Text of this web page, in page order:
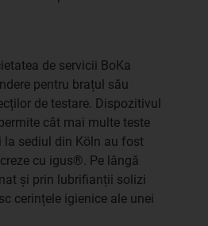
de servicii BoKa
pentru brațul său
de testare. Dispozitivul
cât mai multe teste
la sediul din Köln au fost
cu igus®. Pe lângă
și prin lubrifianții solizi
cerințele igienice ale unei